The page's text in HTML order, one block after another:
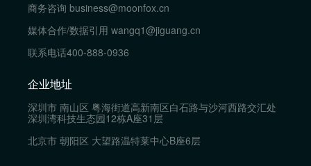
商务咨询 business@moonfox.cn
媒体合作/数据引用 wangq1@jiguang.cn
联系电话400-888-0936
企业地址
深圳市 南山区 粤海街道高新南区白石路与沙河西路交汇处
深圳湾科技生态园12栋A座31层
北京市 朝阳区 大望路温特莱中心B座6层